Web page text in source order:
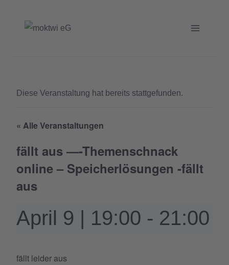
Diese Veranstaltung hat bereits stattgefunden.
« Alle Veranstaltungen
fällt aus —-Themenschnack
online – Speicherlösungen -fällt
aus
April 9 | 19:00 - 21:00
fällt leider aus